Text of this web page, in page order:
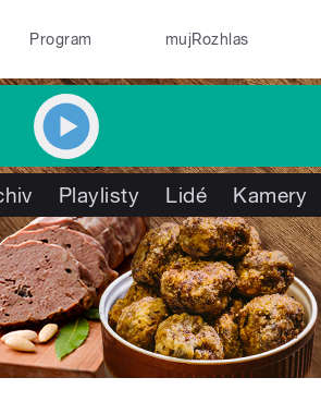
Program mujRozhlas
Playlisty Lidé Kamery